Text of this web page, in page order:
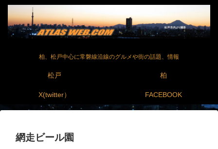
柏、松戸中心に常磐線沿線のグルメや街の話題、情報
松戸 柏
X(twitter） FACEBOOK
網走ビール園